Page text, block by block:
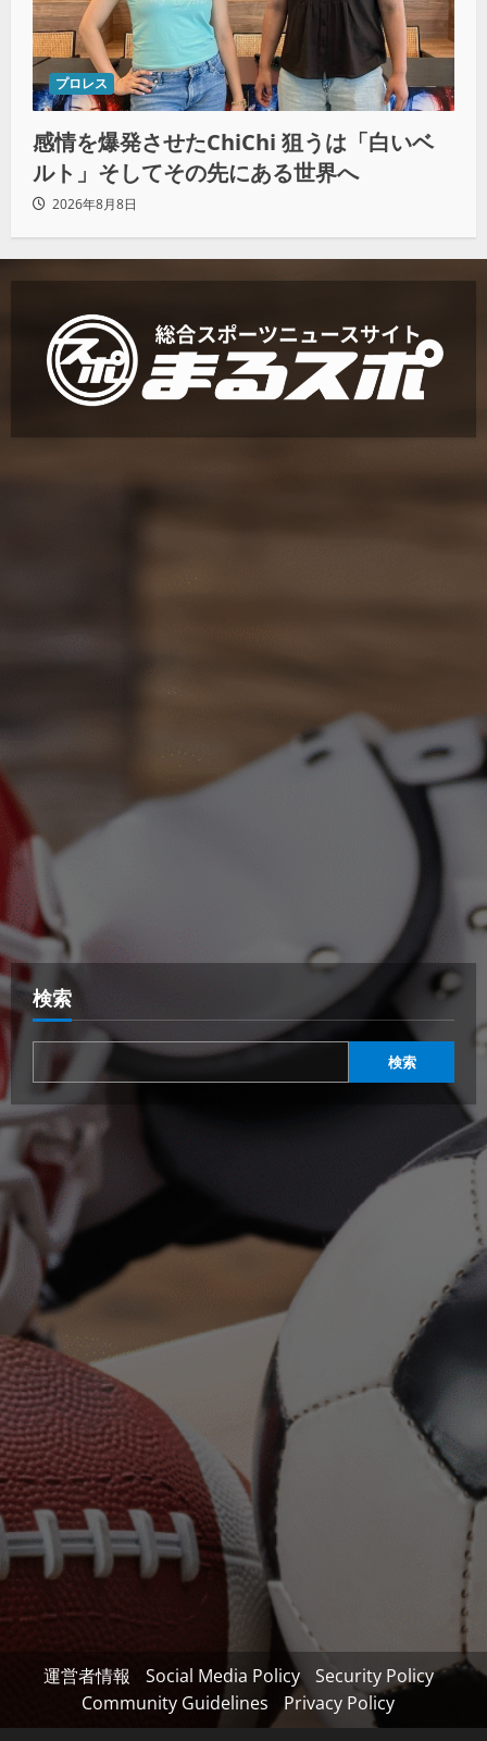
プロレス
感情を爆発させたChiChi 狙うは「白いベ
ルト」そしてその先にある世界へ
2026年8月8日
検索
検索
運営者情報 Social Media Policy
Security Policy
Community Guidelines
Privacy Policy